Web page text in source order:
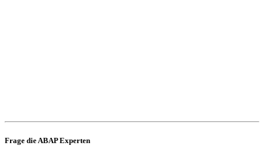
Frage die ABAP Experten